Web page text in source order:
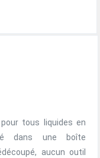
pour tous liquides en
dans une boîte
aucun outil